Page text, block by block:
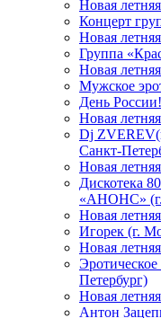
Новая
Концерт
Новая
Группа
Новая
Мужское
День
Новая
Dj
Санкт-
Новая
Дискотека
«АНОНС»
Новая
Игорек (г.
Новая
Петербург)
Новая
Антон